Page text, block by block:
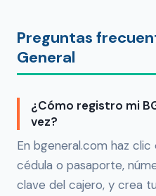
Preguntas
General
¿Cómo registro mi
vez?
En bgeneral.com haz
cédula o pasaporte,
clave del cajero, y crea